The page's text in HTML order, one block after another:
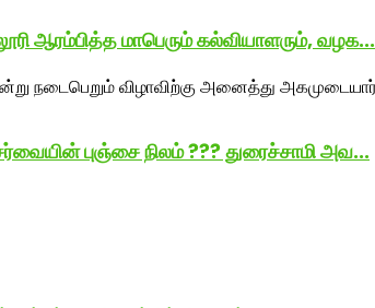
ஆரம்பித்த மாபெரும் கல்வியாளரும், வழக...
புஞ்சை நிலம் ??? துரைச்சாமி அவ...